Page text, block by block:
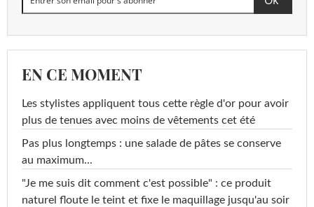
EN CE MOMENT
Les stylistes appliquent tous cette règle d'or pour avoir
plus de tenues avec moins de vêtements cet été
Pas plus longtemps : une salade de pâtes se conserve
au maximum...
"Je me suis dit comment c'est possible" : ce produit
naturel floute le teint et fixe le maquillage jusqu'au soir